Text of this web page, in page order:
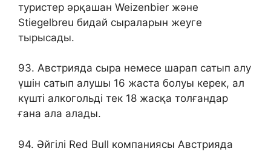
туристер әрқашан Weizenbier және
Stiegelbreu бидай сыраларын жеуге
тырысады.
93. Австрияда сыра немесе шарап сатып алу
үшін сатып алушы 16 жаста болуы керек, ал
күшті алкогольді тек 18 жасқа толғандар
ғана ала алады.
94. Әйгілі Red Bull компаниясы Австрияда